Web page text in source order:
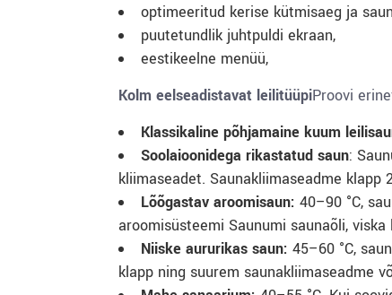
optimeeritud kerise kütmisaeg ja
puutetundlik juhtpuldi ekraan,
eestikeelne menüü,
Kolm eelseadistavat leilitüüpiProovi
Klassikaline põhjamaine kuum
Soolaioonidega rikastatud saun:
kliimaseadet. Saunakliimaseadme klapp
Lõõgastav aroomisaun: 40–90 °C,
aroomisüsteemi Saunumi saunaõli,
Niiske aururikas saun: 45–60 °C,
klapp ning suurem saunakliimaseadme